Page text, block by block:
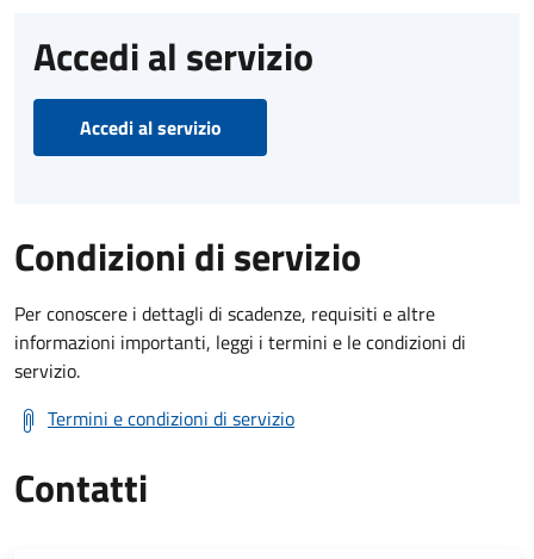
Accedi al servizio
Accedi al servizio
Condizioni di servizio
Per conoscere i dettagli di scadenze, requisiti e altre
informazioni importanti, leggi i termini e le condizioni di
servizio.
Termini e condizioni di servizio
Contatti